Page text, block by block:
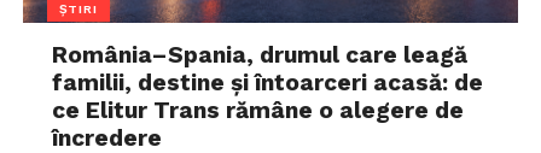
ȘTIRI
România–Spania, drumul care leagă
familii, destine și întoarceri acasă: de
ce Elitur Trans rămâne o alegere de
încredere